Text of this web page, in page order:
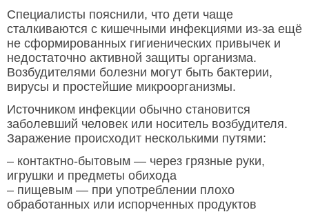
Специалисты пояснили, что дети чаще
сталкиваются с кишечными инфекциями из-за ещё
не сформированных гигиенических привычек и
недостаточно активной защиты организма.
Возбудителями болезни могут быть бактерии,
вирусы и простейшие микроорганизмы.
Источником инфекции обычно становится
заболевший человек или носитель возбудителя.
Заражение происходит несколькими путями:
– контактно-бытовым — через грязные руки,
игрушки и предметы обихода
– пищевым — при употреблении плохо
обработанных или испорченных продуктов